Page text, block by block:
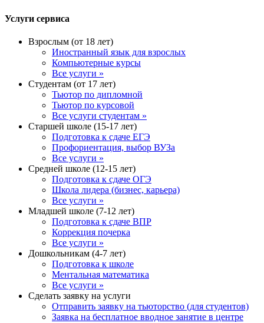
Услуги сервиса
Взрослым (от 18 лет)
Иностранный язык для взрослых
Компьютерные курсы
Все услуги »
Студентам (от 17 лет)
Тьютор по дипломной
Тьютор по курсовой
Все услуги студентам »
Старшей школе (15-17 лет)
Подготовка к сдаче ЕГЭ
Профориентация, выбор ВУЗа
Все услуги »
Средней школе (12-15 лет)
Подготовка к сдаче ОГЭ
Школа лидера (бизнес, карьера)
Все услуги »
Младшей школе (7-12 лет)
Подготовка к сдаче ВПР
Коррекция почерка
Все услуги »
Дошкольникам (4-7 лет)
Подготовка к школе
Ментальная математика
Все услуги »
Сделать заявку на услуги
Отправить заявку на тьюторство (для студентов)
Заявка на бесплатное вводное занятие в центре